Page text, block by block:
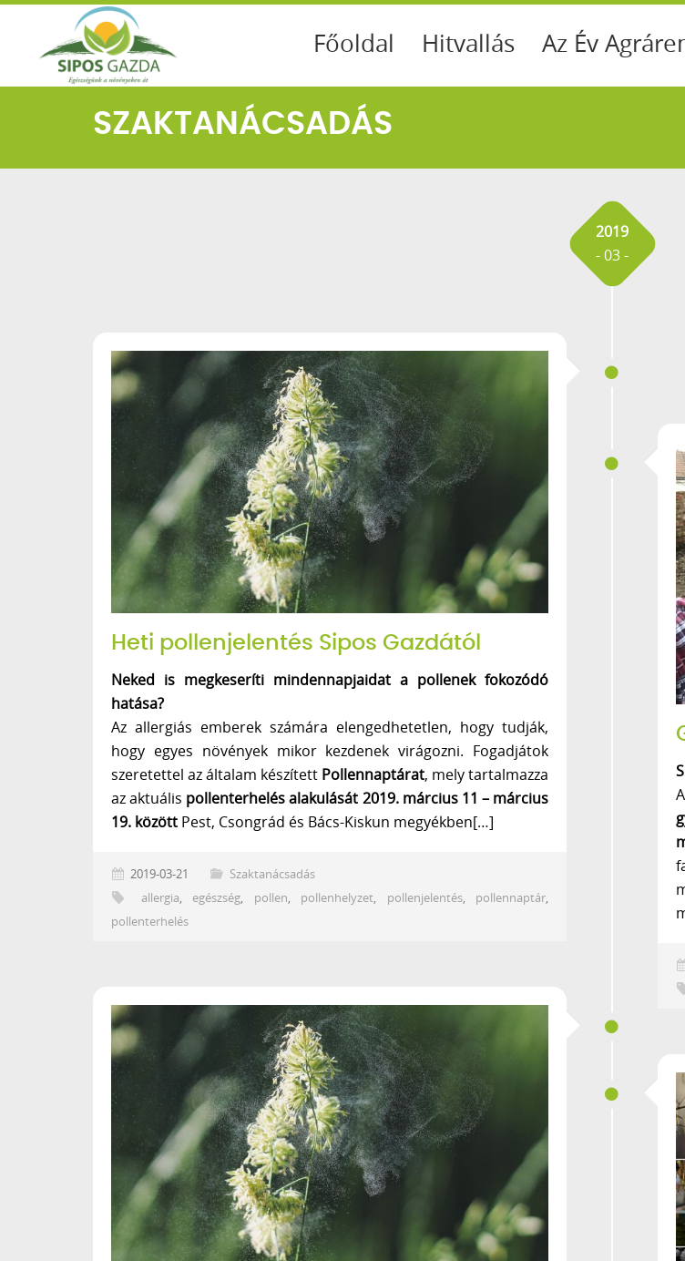
Főoldal Hitvallás Az Év
SZAKTANÁCSADÁS
2019
- 03 -
Heti pollenjelentés Sipos Gazdától
Neked is megkeseríti mindennapjaidat a pollenek fokozódó
hatása?
Az allergiás emberek számára elengedhetetlen, hogy tudják,
hogy egyes növények mikor kezdenek virágozni. Fogadjátok
szeretettel az általam készített Pollennaptárat, mely tartalmazza
az aktuális pollenterhelés alakulását 2019. március 11 – március
19. között Pest, Csongrád és Bács-Kiskun megyékben[…]
2019-03-21
Szaktanácsadás
allergia, egészség, pollen, pollenhelyzet, pollenjelentés, pollennaptár,
pollenterhelés